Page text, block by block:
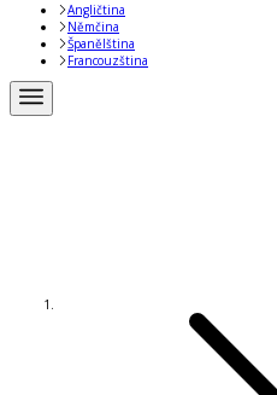
Angličtina
Němčina
Španělština
Francouzština